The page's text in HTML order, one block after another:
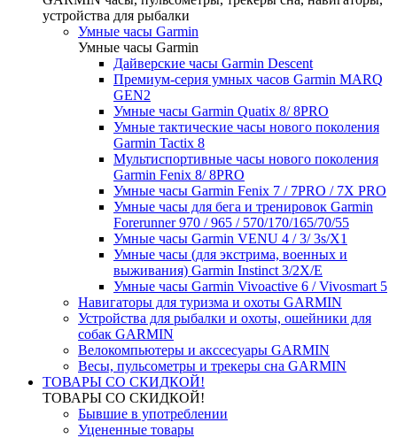
устройства для рыбалки
Умные часы Garmin
Умные часы Garmin
Дайверские часы Garmin Descent
Премиум-серия умных часов Garmin MARQ
GEN2
Умные часы Garmin Quatix 8/ 8PRO
Умные тактические часы нового поколения
Garmin Tactix 8
Мультиспортивные часы нового поколения
Garmin Fenix 8/ 8PRO
Умные часы Garmin Fenix 7 / 7PRO / 7X PRO
Умные часы для бега и тренировок Garmin
Forerunner 970 / 965 / 570/170/165/70/55
Умные часы Garmin VENU 4 / 3/ 3s/X1
Умные часы (для экстрима, военных и
выживания) Garmin Instinct 3/2X/E
Умные часы Garmin Vivoactive 6 / Vivosmart 5
Навигаторы для туризма и охоты GARMIN
Устройства для рыбалки и охоты, ошейники для
собак GARMIN
Велокомпьютеры и акссесуары GARMIN
Весы, пульсометры и трекеры сна GARMIN
ТОВАРЫ СО СКИДКОЙ!
ТОВАРЫ СО СКИДКОЙ!
Бывшие в употреблении
Уцененные товары